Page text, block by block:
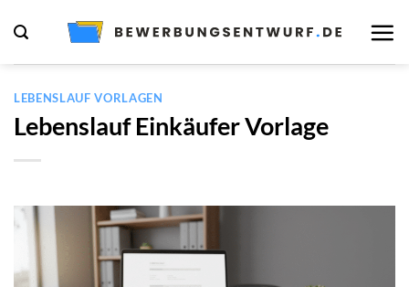
Inhalt
springen
LEBENSLAUF VORLAGEN
Lebenslauf Einkäufer Vorlage